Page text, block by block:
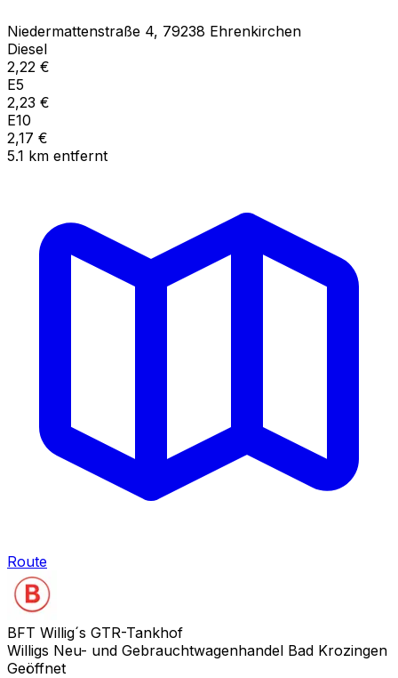
Niedermattenstraße 4, 79238 Ehrenkirchen
Diesel
2,22 €
E5
2,23 €
E10
2,17 €
5.1 km entfernt
Route
BFT Willig´s GTR-Tankhof
Willigs Neu- und Gebrauchtwagenhandel Bad Krozingen
Geöffnet